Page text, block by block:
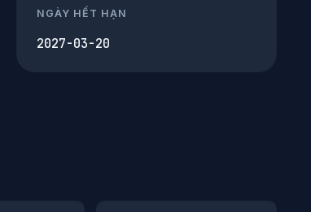
NGÀY HẾT HẠN
2027-03-20